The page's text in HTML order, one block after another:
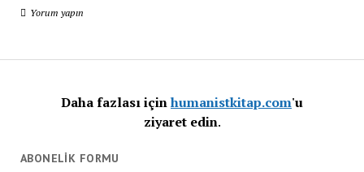
Yorum yapın
Daha fazlası içinhumanistkitap.com'u
ziyaret edin.
ABONELIK FORMU